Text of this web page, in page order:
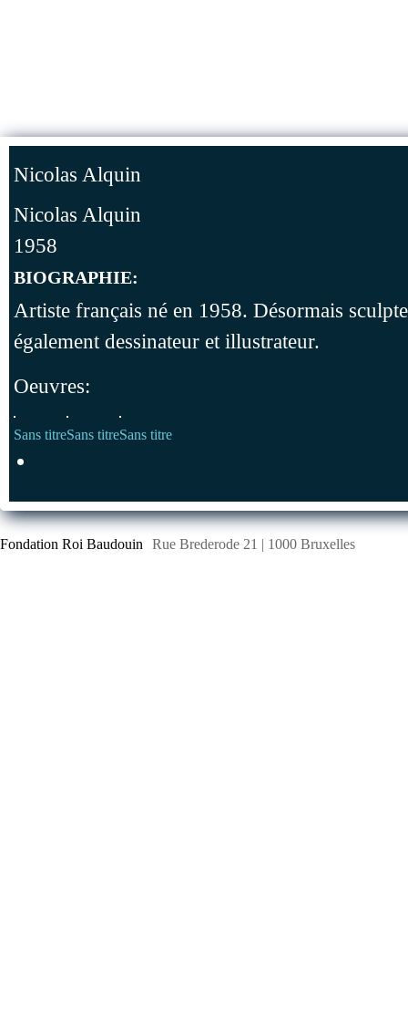
Nicolas Alquin
Nicolas Alquin
1958
BIOGRAPHIE:
Artiste français né en 1958. Désormais
également dessinateur et illustrateur.
Oeuvres:
Sans titreSans titreSans titre
Fondation Roi Baudouin Rue Brederode 21 | 1000 Bruxelles